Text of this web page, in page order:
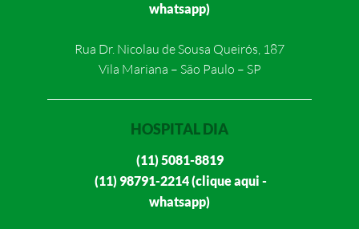
whatsapp)
Rua Dr. Nicolau de Sousa Queirós, 187
Vila Mariana – São Paulo – SP
HOSPITAL DIA
(11) 5081-8819
(11) 98791-2214 (clique aqui -
whatsapp)